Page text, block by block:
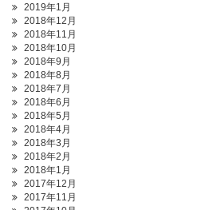
2019年1月
2018年12月
2018年11月
2018年10月
2018年9月
2018年8月
2018年7月
2018年6月
2018年5月
2018年4月
2018年3月
2018年2月
2018年1月
2017年12月
2017年11月